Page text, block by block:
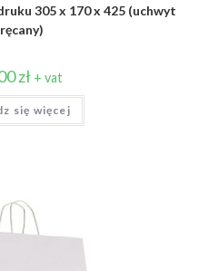
305 x 170 x 425 (uchwyt
zł + vat
się więcej